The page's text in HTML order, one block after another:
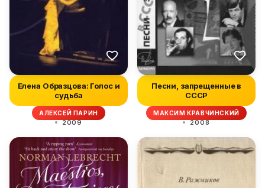
Елена Образцова: Голос и
судьба
АЛЕКСЕЙ ПАРИН
2009
Песни, запрещенные в
СССР
МАКСИМ КРАВЧИНСКИЙ
2008